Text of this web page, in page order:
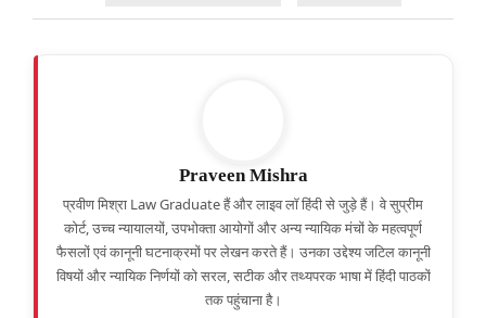
Praveen Mishra
प्रवीण मिश्रा Law Graduate हैं और लाइव लॉ हिंदी से जुड़े हैं। वे सुप्रीम
कोर्ट, उच्च न्यायालयों, उपभोक्ता आयोगों और अन्य न्यायिक मंचों के महत्वपूर्ण
फैसलों एवं कानूनी घटनाक्रमों पर लेखन करते हैं। उनका उद्देश्य जटिल कानूनी
विषयों और न्यायिक निर्णयों को सरल, सटीक और तथ्यपरक भाषा में हिंदी पाठकों
तक पहुंचाना है।